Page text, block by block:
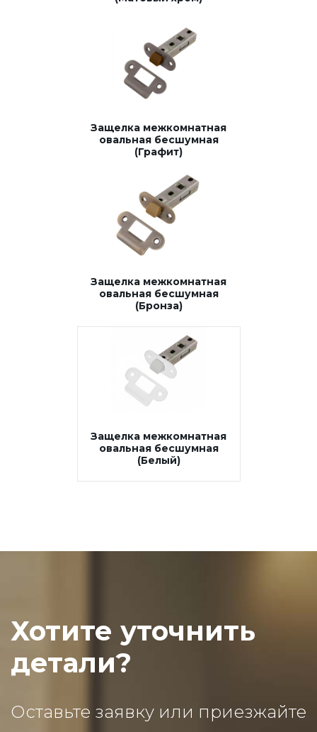
Защелка межкомнатная
овальная бесшумная
(Графит)
Защелка межкомнатная
овальная бесшумная
(Бронза)
Защелка межкомнатная
овальная бесшумная
(Белый)
Хотите уточнить
детали?
Оставьте заявку или приезжайте